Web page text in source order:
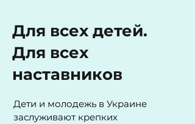
Для всех детей.
Для всех
наставников
Дети и молодежь в Украине
заслуживают крепких